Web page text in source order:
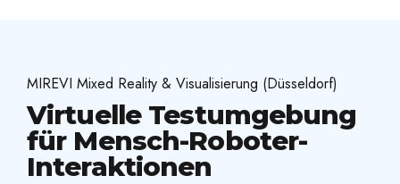
MIREVI Mixed Reality & Visualisierung (Düsseldorf)
Virtuelle Testumgebung
für Mensch-Roboter-
Interaktionen